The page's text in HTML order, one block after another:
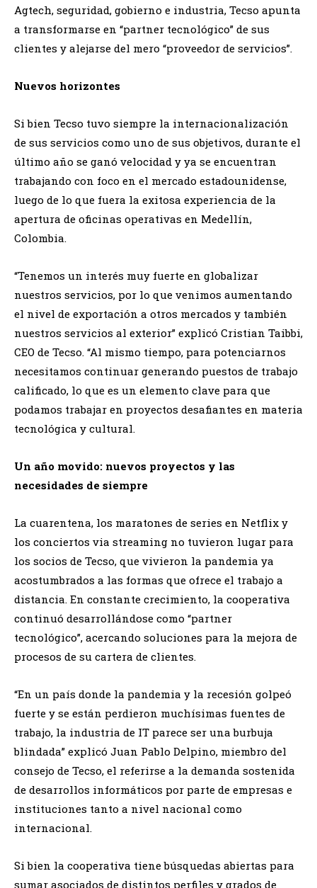
Agtech, seguridad, gobierno e industria, Tecso apunta
a transformarse en “partner tecnológico” de sus
clientes y alejarse del mero “proveedor de servicios”.
Nuevos horizontes
Si bien Tecso tuvo siempre la internacionalización
de sus servicios como uno de sus objetivos, durante el
último año se ganó velocidad y ya se encuentran
trabajando con foco en el mercado estadounidense,
luego de lo que fuera la exitosa experiencia de la
apertura de oficinas operativas en Medellín,
Colombia.
“Tenemos un interés muy fuerte en globalizar
nuestros servicios, por lo que venimos aumentando
el nivel de exportación a otros mercados y también
nuestros servicios al exterior” explicó Cristian Taibbi,
CEO de Tecso. “Al mismo tiempo, para potenciarnos
necesitamos continuar generando puestos de trabajo
calificado, lo que es un elemento clave para que
podamos trabajar en proyectos desafiantes en materia
tecnológica y cultural.
Un año movido: nuevos proyectos y las
necesidades de siempre
La cuarentena, los maratones de series en Netflix y
los conciertos via streaming no tuvieron lugar para
los socios de Tecso, que vivieron la pandemia ya
acostumbrados a las formas que ofrece el trabajo a
distancia. En constante crecimiento, la cooperativa
continuó desarrollándose como “partner
tecnológico”, acercando soluciones para la mejora de
procesos de su cartera de clientes.
“En un país donde la pandemia y la recesión golpeó
fuerte y se están perdieron muchísimas fuentes de
trabajo, la industria de IT parece ser una burbuja
blindada” explicó Juan Pablo Delpino, miembro del
consejo de Tecso, el referirse a la demanda sostenida
de desarrollos informáticos por parte de empresas e
instituciones tanto a nivel nacional como
internacional.
Si bien la cooperativa tiene búsquedas abiertas para
sumar asociados de distintos perfiles y grados de